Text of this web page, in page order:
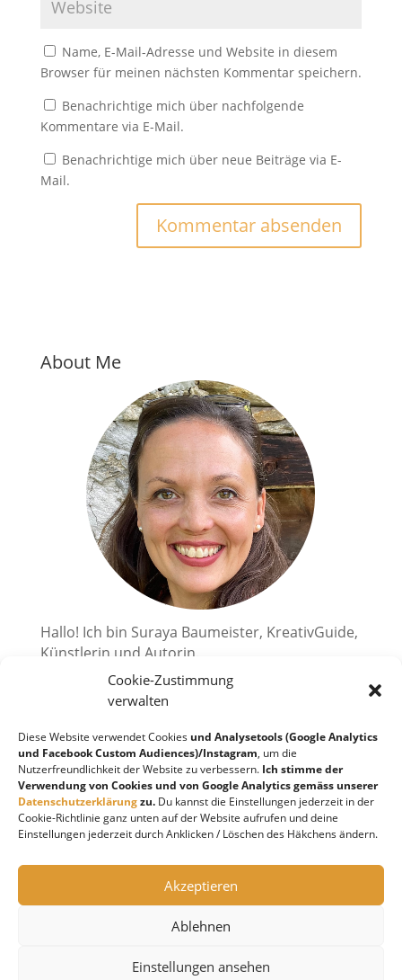
Cookie-Zustimmung
verwalten
Diese Website verwendet Cookies und Analysetools (Google Analytics
und Facebook Custom Audiences)/Instagram, um die
Nutzerfreundlichkeit der Website zu verbessern. Ich stimme der
Verwendung von Cookies und von Google Analytics gemäss unserer
Datenschutzerklärungzu. Du kannst die Einstellungen jederzeit in der
Cookie-Richtlinie ganz unten auf der Website aufrufen und deine
Einstellungen jederzeit durch Anklicken / Löschen des Häkchens ändern.
Akzeptieren
Ablehnen
Einstellungen ansehen
Name, E-Mail-Adresse und Website in diesem
Browser für meinen nächsten Kommentar speichern.
Benachrichtige mich über nachfolgende
Kommentare via E-Mail.
Benachrichtige mich über neue Beiträge via E-
Mail.
About Me
Hallo! Ich bin Suraya Baumeister, KreativGuide,
Künstlerin und Autorin.
Ich zeige dir, wie du deine kreativen
Superkräfte aktivieren kannst.
2010 habe ich mir einen großen Traum erfüllt
und bin in die Schweiz, an den wunderschönen
Lago Maggiore, ausgewandert. Ich liebe es
Kreatives zu schöpfen!
Instagram
FOLGE MIR BEI INSTAGRAM